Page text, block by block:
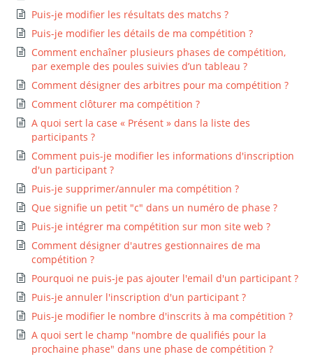
Puis-je modifier les résultats des matchs ?
Puis-je modifier les détails de ma compétition ?
Comment enchaîner plusieurs phases de compétition,
par exemple des poules suivies d’un tableau ?
Comment désigner des arbitres pour ma compétition ?
Comment clôturer ma compétition ?
A quoi sert la case « Présent » dans la liste des
participants ?
Comment puis-je modifier les informations d'inscription
d'un participant ?
Puis-je supprimer/annuler ma compétition ?
Que signifie un petit "c" dans un numéro de phase ?
Puis-je intégrer ma compétition sur mon site web ?
Comment désigner d'autres gestionnaires de ma
compétition ?
Pourquoi ne puis-je pas ajouter l'email d'un participant ?
Puis-je annuler l'inscription d'un participant ?
Puis-je modifier le nombre d'inscrits à ma compétition ?
A quoi sert le champ "nombre de qualifiés pour la
prochaine phase" dans une phase de compétition ?